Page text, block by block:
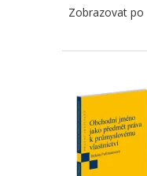
Zobrazovat po